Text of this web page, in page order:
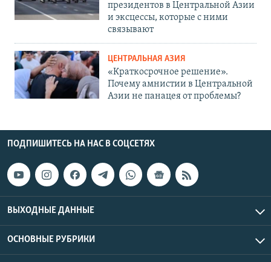
президентов в Центральной Азии
и эксцессы, которые с ними
связывают
ЦЕНТРАЛЬНАЯ АЗИЯ
«Краткосрочное решение».
Почему амнистии в Центральной
Азии не панацея от проблемы?
ПОДПИШИТЕСЬ НА НАС В СОЦСЕТЯХ
ВЫХОДНЫЕ ДАННЫЕ
ОСНОВНЫЕ РУБРИКИ